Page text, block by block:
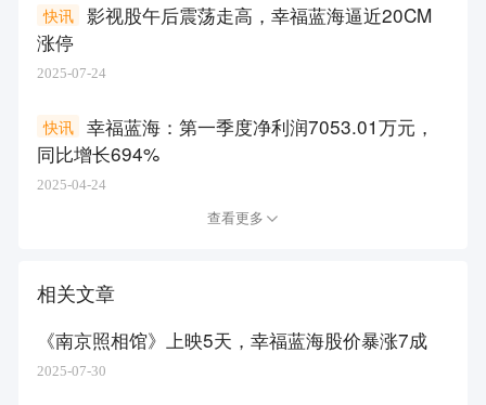
影视股午后震荡走高，幸福蓝海逼近20CM
涨停
快讯
2025-07-24
幸福蓝海：第一季度净利润7053.01万元，
同比增长694%
快讯
2025-04-24
查看更多
相关文章
《南京照相馆》上映5天，幸福蓝海股价暴涨7成
2025-07-30